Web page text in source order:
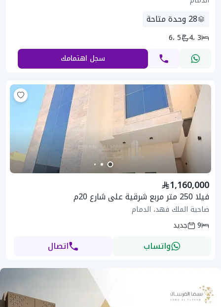
28 وحدة متاحة
3 ،4
5 ،6
سجل اهتمامك
1,160,000
فيلا 250 متر مربع شرقية على شارع 20م
ضاحية الملك فهد، الدمام
9
جديد
واتساب اتصال